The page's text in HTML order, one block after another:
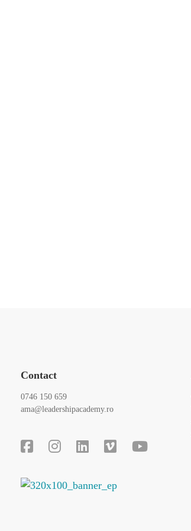
Contact
0746 150 659
ama@leadershipacademy.ro